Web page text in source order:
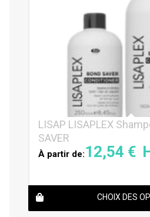
LISAP LISAPLEX
SAVER
À partir de:12,54 €
CHOIX DES